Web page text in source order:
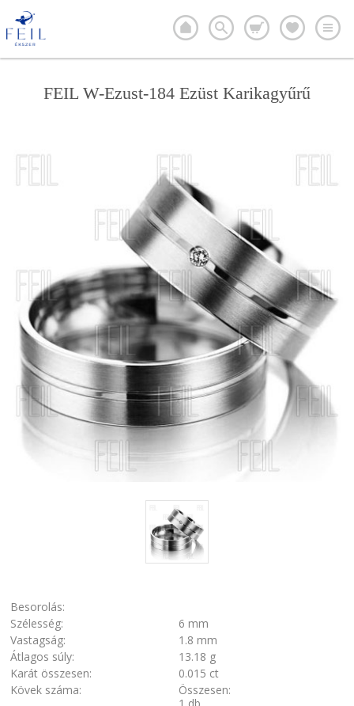
FEIL W-Ezust-184 Ezüst Karikagyűrű
Besorolás:
Szélesség:
6 mm
Vastagság:
1.8 mm
Átlagos súly:
13.18 g
Karát összesen:
0.015 ct
Kövek száma:
Összesen: